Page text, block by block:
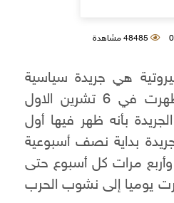
48485 مشاهدة
هي جريدة سياسية
تجارية علمية أدبية، ظهرت في 6 تشرين الاول
بأنه ظهر فيها أول
بداية نصف أسبوعية
مرات كل أسبوع حتى
صدرت يوميا إلى نشوب الحرب